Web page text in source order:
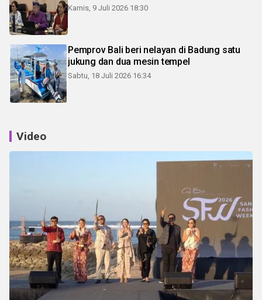
Kamis, 9 Juli 2026 18:30
Pemprov Bali beri nelayan di Badung satu
jukung dan dua mesin tempel
Sabtu, 18 Juli 2026 16:34
Video